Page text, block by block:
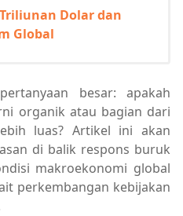
Dolar dan
Global
besar: apakah
organik atau bagian dari
luas? Artikel ini akan
di balik respons buruk
makroekonomi global
perkembangan kebijakan